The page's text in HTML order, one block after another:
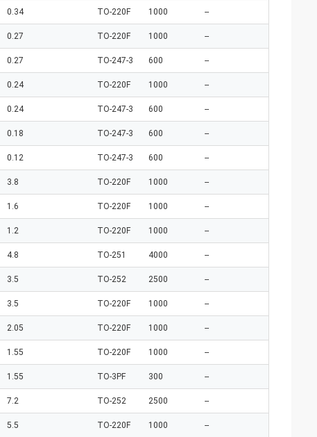
0.34 TO-220F 1000 --
0.27 TO-220F 1000 --
0.27 TO-247-3 600 --
0.24 TO-220F 1000 --
0.24 TO-247-3 600 --
0.18 TO-247-3 600 --
0.12 TO-247-3 600 --
3.8 TO-220F 1000 --
1.6 TO-220F 1000 --
1.2 TO-220F 1000 --
4.8 TO-251 4000 --
3.5 TO-252 2500 --
3.5 TO-220F 1000 --
2.05 TO-220F 1000 --
1.55 TO-220F 1000 --
1.55 TO-3PF 300 --
7.2 TO-252 2500 --
5.5 TO-220F 1000 --